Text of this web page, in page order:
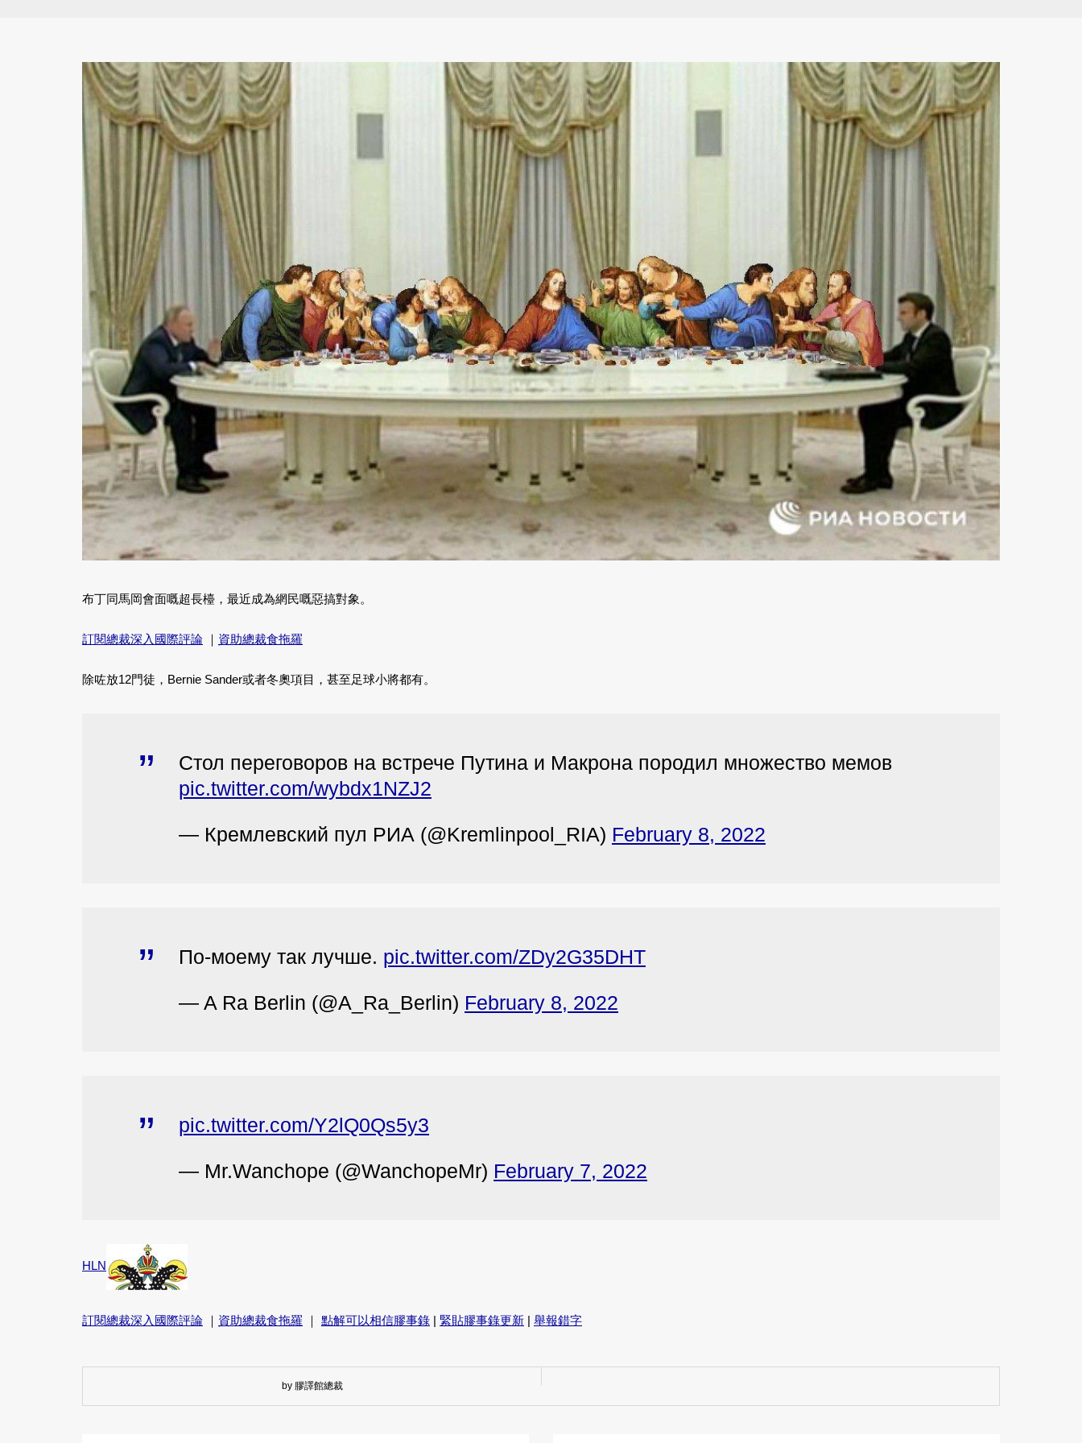
布丁同馬岡會面嘅超長檯，最近成為網民嘅惡搞對象。
訂閱總裁深入國際評論 ｜ 資助總裁食拖羅
除咗放12門徒，Bernie Sander或者冬奧項目，甚至足球小將都有。
Стол переговоров на встрече Путина и Макрона породил множество мемов
pic.twitter.com/wybdx1NZJ2
— Кремлевский пул РИА (@Kremlinpool_RIA) February 8, 2022
По-моему так лучше. pic.twitter.com/ZDy2G35DHT
— A Ra Berlin (@A_Ra_Berlin) February 8, 2022
pic.twitter.com/Y2lQ0Qs5y3
— Mr.Wanchope (@WanchopeMr) February 7, 2022
HLN
訂閱總裁深入國際評論 ｜ 資助總裁食拖羅 ｜ 點解可以相信膠事錄 | 緊貼膠事錄更新 | 舉報錯字
by 膠譯館總裁